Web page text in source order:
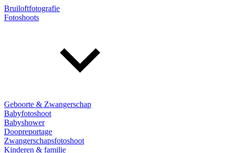
Bruiloftfotografie
Fotoshoots
Geboorte & Zwangerschap
Babyfotoshoot
Babyshower
Doopreportage
Zwangerschapsfotoshoot
Kinderen & familie